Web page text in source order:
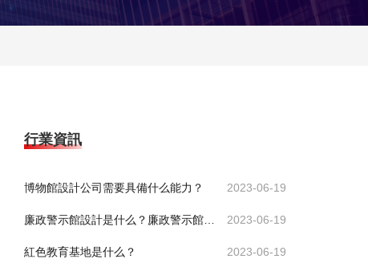
行業資訊
博物館設計公司需要具備什么能力？ 2023-06-19
廉政警示館設計是什么？廉政警示館設計有什么意義？ 2023-06-19
紅色教育基地是什么？ 2023-06-19